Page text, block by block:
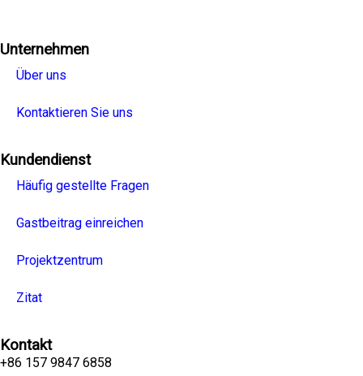
Unternehmen
Über uns
Kontaktieren Sie uns
Kundendienst
Häufig gestellte Fragen
Gastbeitrag einreichen
Projektzentrum
Zitat
Kontakt
+86 157 9847 6858